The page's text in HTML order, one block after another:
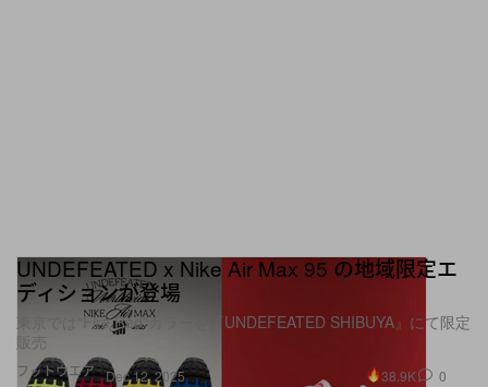
フットウエア
UNDEFEATED x Nike Air Max 95 の地域限定エ
ディションが登場
東京では“Fire Red”カラーを『UNDEFEATED SHIBUYA』にて限定
販売
Dec 12, 2025 38.9K 0